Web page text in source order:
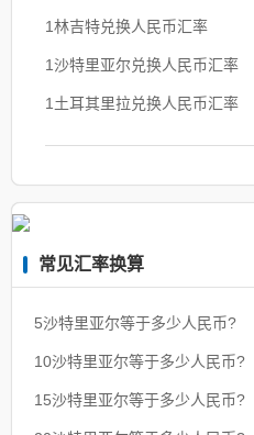
1林吉特兑换人民币汇率
1沙特里亚尔兑换人民币汇率
1土耳其里拉兑换人民币汇率
常见汇率换算
5沙特里亚尔等于多少人民币?
10沙特里亚尔等于多少人民币?
15沙特里亚尔等于多少人民币?